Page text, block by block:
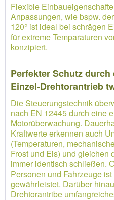
Flexible
Anpassungen, wie bspw.
120° ist ideal bei schrägen
für extreme Temparaturen
konzipiert.
Perfekter Schutz
Einzel-Drehtorantrieb
Die Steuerungstechnik
nach EN 12445 durch eine
Motorüberwachung.
Kraftwerte erkennen auch
(Temperaturen,
Frost und Eis) und gleichen
immer identisch schließen.
Personen und Fahrzeuge
gewährleistet. Darüber
Drehtorantribe